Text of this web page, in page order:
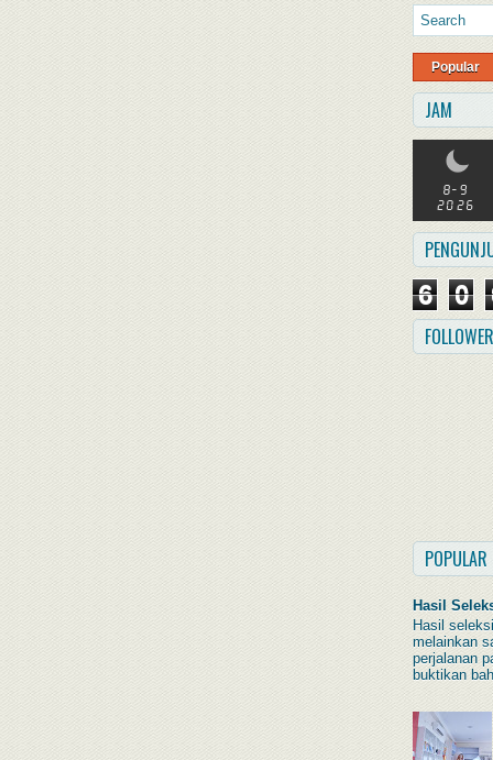
Popular
JAM
6 0
Hasil
Hasil
melainkan
perjalanan
buktikan